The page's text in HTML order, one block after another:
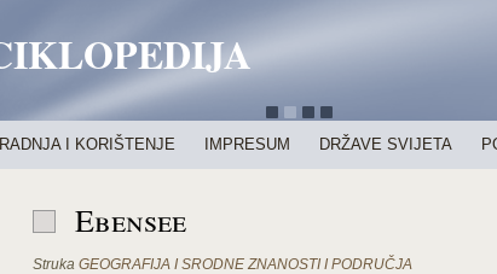
I KORIŠTENJE IMPRESUM DRŽAVE SVIJETA
Ebensee
Struka GEOGRAFIJA I SRODNE ZNANOSTI I PODRUČJA